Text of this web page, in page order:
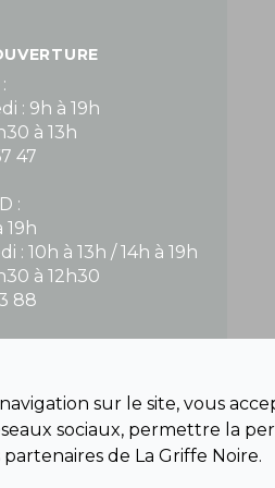
: 9h à 19h
à 13h
47
:
19h
: 10h à 13h / 14h à 19h
à 12h30
88
noire.com
sur le site, vous
sociaux, permettre la
de La Griffe Noire.